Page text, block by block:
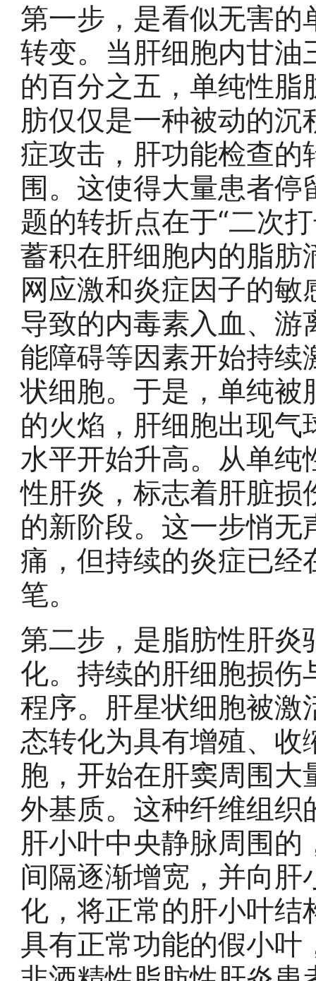
第一步，是看似无害
转变。当肝细胞内甘
的百分之五，单纯性
肪仅仅是一种被动的
症攻击，肝功能检查
围。这使得大量患者
题的转折点在于“二次
蓄积在肝细胞内的脂
网应激和炎症因子的
导致的内毒素入血、
能障碍等因素开始持
状细胞。于是，单纯
的火焰，肝细胞出现
水平开始升高。从单
性肝炎，标志着肝脏
的新阶段。这一步悄
痛，但持续的炎症已
笔。
第二步，是脂肪性肝
化。持续的肝细胞损
程序。肝星状细胞被
态转化为具有增殖、
胞，开始在肝窦周围
外基质。这种纤维组
肝小叶中央静脉周围
间隔逐渐增宽，并向
化，将正常的肝小叶
具有正常功能的假小